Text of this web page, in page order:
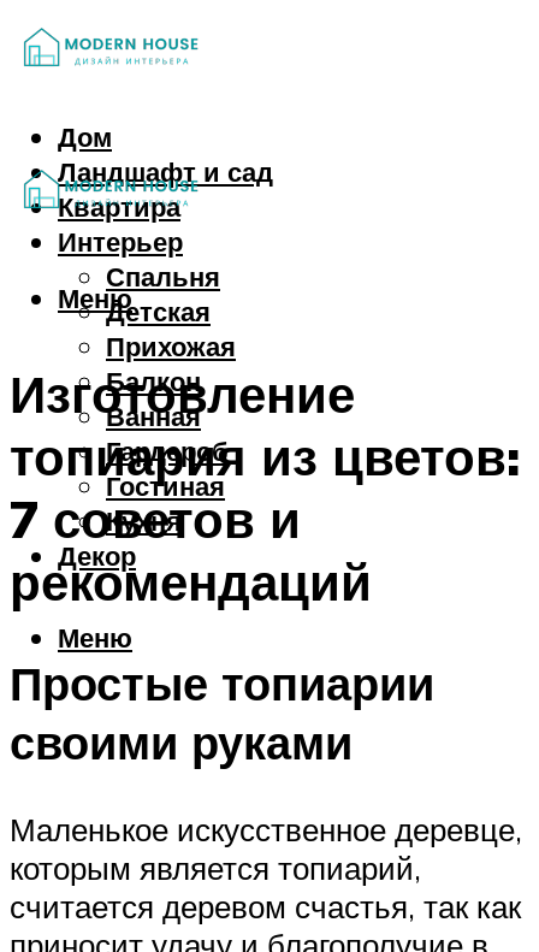
Дом
Ландшафт и сад
Квартира
Интерьер
Спальня
Детская
Прихожая
Балкон
Ванная
Гардероб
Гостиная
Кухня
Декор
Меню
Меню
Изготовление
топиария из цветов:
7 советов и
рекомендаций
Простые топиарии
своими руками
Маленькое искусственное деревце,
которым является топиарий,
считается деревом счастья, так как